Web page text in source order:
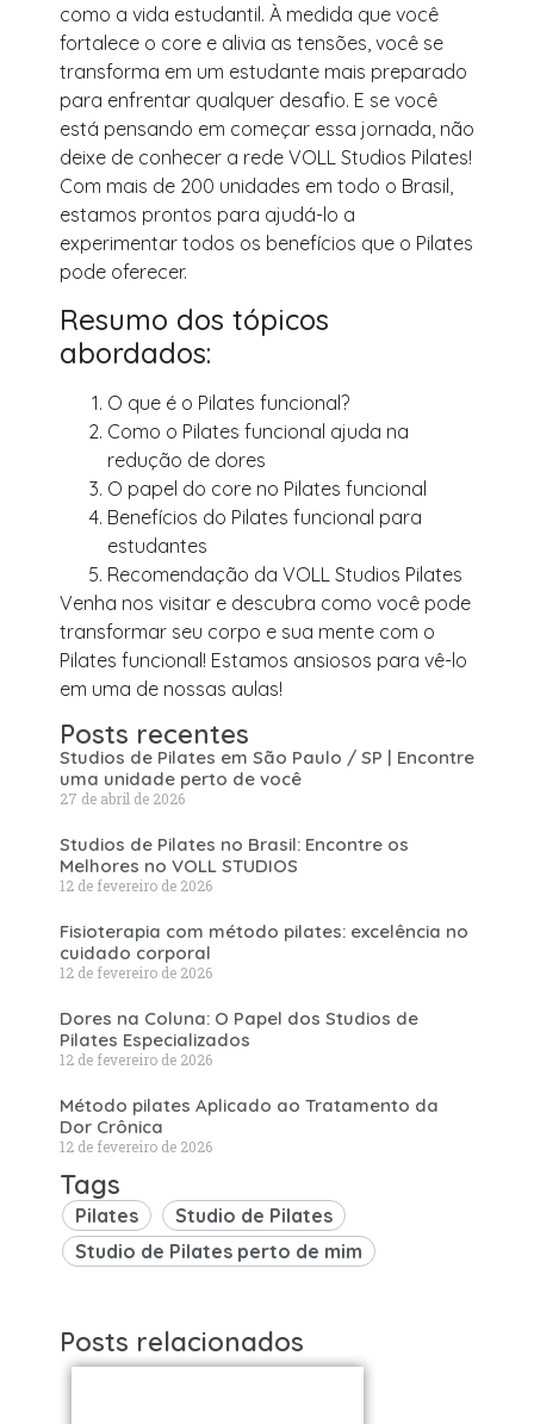
como a vida estudantil. À medida que você
fortalece o core e alivia as tensões, você se
transforma em um estudante mais preparado
para enfrentar qualquer desafio. E se você
está pensando em começar essa jornada, não
deixe de conhecer a rede VOLL Studios Pilates!
Com mais de 200 unidades em todo o Brasil,
estamos prontos para ajudá-lo a
experimentar todos os benefícios que o Pilates
pode oferecer.
Resumo dos tópicos
abordados:
O que é o Pilates funcional?
Como o Pilates funcional ajuda na
redução de dores
O papel do core no Pilates funcional
Benefícios do Pilates funcional para
estudantes
Recomendação da VOLL Studios Pilates
Venha nos visitar e descubra como você pode
transformar seu corpo e sua mente com o
Pilates funcional! Estamos ansiosos para vê-lo
em uma de nossas aulas!
Posts recentes
Studios de Pilates em São Paulo / SP | Encontre
uma unidade perto de você
27 de abril de 2026
Studios de Pilates no Brasil: Encontre os
Melhores no VOLL STUDIOS
12 de fevereiro de 2026
Fisioterapia com método pilates: excelência no
cuidado corporal
12 de fevereiro de 2026
Dores na Coluna: O Papel dos Studios de
Pilates Especializados
12 de fevereiro de 2026
Método pilates Aplicado ao Tratamento da
Dor Crônica
12 de fevereiro de 2026
Tags
Pilates
Studio de Pilates
Studio de Pilates perto de mim
Posts relacionados